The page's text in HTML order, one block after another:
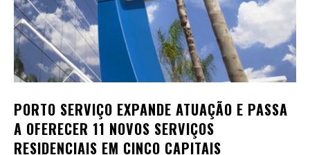
PORTO SERVIÇO EXPANDE ATUAÇÃO E PASSA
A OFERECER 11 NOVOS SERVIÇOS
RESIDENCIAIS EM CINCO CAPITAIS